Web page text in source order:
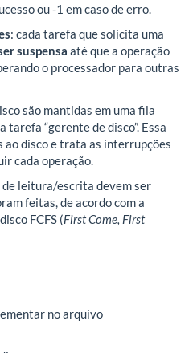
ou -1 em caso de erro.
: cada tarefa que solicita uma
suspensa até que a operação
o processador para outras
são mantidas em uma fila
“gerente de disco”. Essa
disco e trata as interrupções
cada operação.
leitura/escrita devem ser
feitas, de acordo com a
FCFS (First Come, First
no arquivo